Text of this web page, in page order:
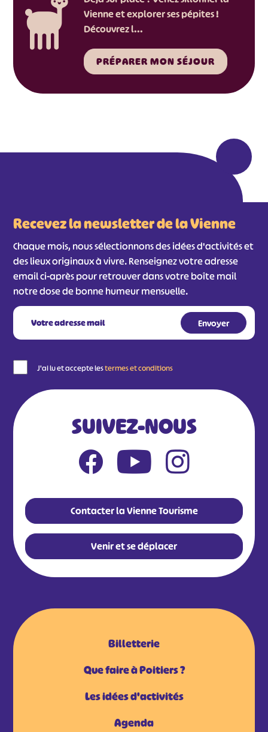
Vienne et explorer ses pépites !
Découvrez l...
PRÉPARER MON SÉJOUR
Recevez la newsletter de la Vienne
Chaque mois, nous sélectionnons des idées d'activités et
des lieux originaux à vivre. Renseignez votre adresse
email ci-après pour retrouver dans votre boîte mail
notre dose de bonne humeur mensuelle.
J'ai lu et accepte lestermes et conditions
SUIVEZ-NOUS
Contacter la Vienne Tourisme
Venir et se déplacer
Billetterie
Que faire à Poitiers ?
Les idées d'activités
Agenda